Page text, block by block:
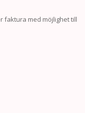
faktura med möjlighet till